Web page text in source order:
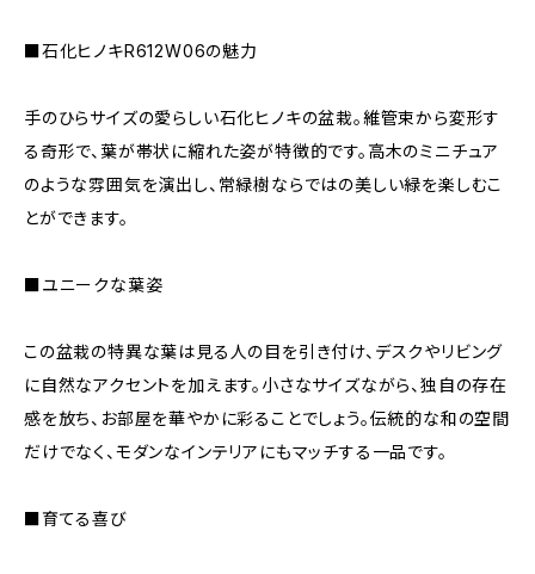
■石化ヒノキR612W06の魅力
手のひらサイズの愛らしい石化ヒノキの盆栽。維管束から変形す
る奇形で、葉が帯状に縮れた姿が特徴的です。高木のミニチュア
のような雰囲気を演出し、常緑樹ならではの美しい緑を楽しむこ
とができます。
■ユニークな葉姿
この盆栽の特異な葉は見る人の目を引き付け、デスクやリビング
に自然なアクセントを加えます。小さなサイズながら、独自の存在
感を放ち、お部屋を華やかに彩ることでしょう。伝統的な和の空間
だけでなく、モダンなインテリアにもマッチする一品です。
■育てる喜び